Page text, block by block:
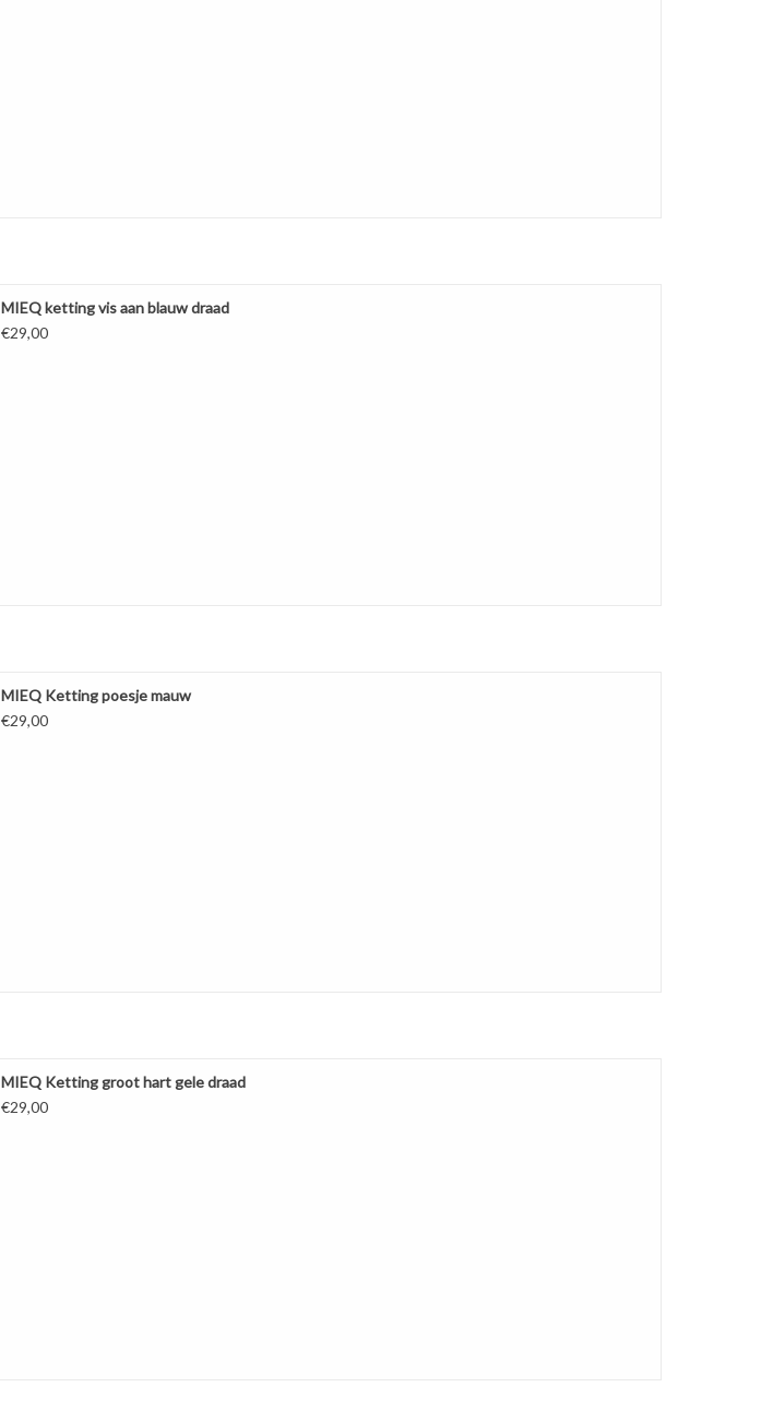
MIEQ ketting vis aan blauw draad
€29,00
MIEQ Ketting poesje mauw
€29,00
MIEQ Ketting groot hart gele draad
€29,00